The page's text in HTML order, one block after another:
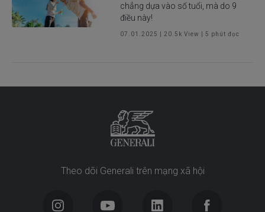
chẳng dựa vào số tuổi, mà do 9
điều này!
07.01.2025 |20.5k View |5 phút đọc
Theo dõi Generali trên mạng xã hội